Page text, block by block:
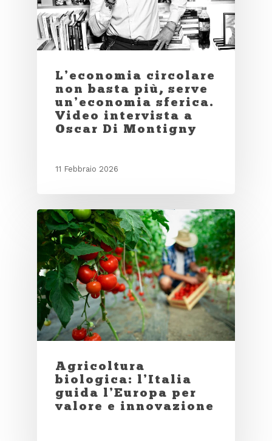
L’economia circolare
non basta più, serve
un’economia sferica.
Video intervista a
Oscar Di Montigny
11 Febbraio 2026
Agricoltura
biologica: l’Italia
guida l’Europa per
valore e innovazione